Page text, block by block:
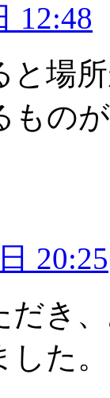
12:48
場
もの
20:25
だき
た。